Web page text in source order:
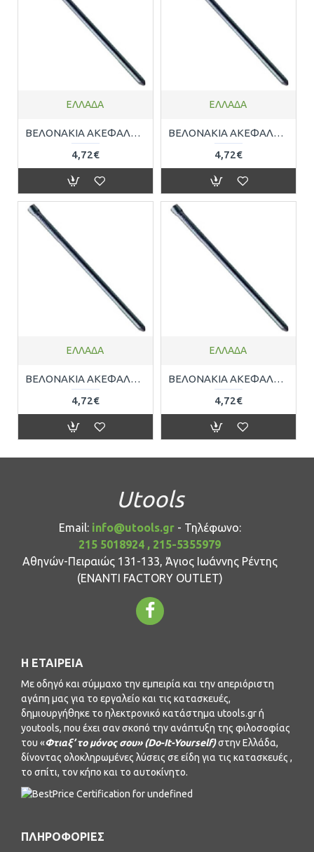
ΕΛΛΑΔΑ
ΒΕΛΟΝΑΚΙΑ ΑΚΕΦΑΛΑ - ΚΑΡΦΑΚΙΑ Φ1mm x 1.5cm 200ΤΕΜ ( 100gr ) SKB03-7x20
4,72€
ΕΛΛΑΔΑ
ΒΕΛΟΝΑΚΙΑ ΑΚΕΦΑΛΑ - ΚΑΡΦΑΚΙΑ Φ1mm x 2.5cm 200ΤΕΜ ( 100gr ) SKB03-9x25
4,72€
ΕΛΛΑΔΑ
ΒΕΛΟΝΑΚΙΑ ΑΚΕΦΑΛΑ - ΚΑΡΦΑΚΙΑ Φ2mm x 3.5cm 200ΤΕΜ ( 200gr ) SKB03-11x35
4,72€
ΕΛΛΑΔΑ
ΒΕΛΟΝΑΚΙΑ ΑΚΕΦΑΛΑ - ΚΑΡΦΑΚΙΑ Φ2mm x 3cm 200ΤΕΜ ( 200gr ) SKB03-10x30
4,72€
Utools
Email: info@utools.gr- Τηλέφωνο:
215 5018924 , 215-5355979
Αθηνών-Πειραιώς 131-133, Άγιος Ιωάννης Ρέντης
(ΕΝΑΝΤΙ FACTORY OUTLET)
Η ΕΤΑΙΡΕΊΑ
Με οδηγό και σύμμαχο την εμπειρία και την απεριόριστη
αγάπη μας για το εργαλείο και τις κατασκευές,
δημιουργήθηκε το ηλεκτρονικό κατάστημα utools.gr ή
youtools, που έχει σαν σκοπό την ανάπτυξη της φιλοσοφίας
του «Φτιαξ’ το μόνος σου» (Do-It-Yourself)στην Ελλάδα,
δίνοντας ολοκληρωμένες λύσεις σε είδη για τις κατασκευές ,
το σπίτι, τον κήπο και το αυτοκίνητο.
ΠΛΗΡΟΦΟΡΊΕΣ